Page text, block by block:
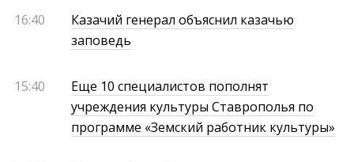
16:40
Казачий генерал объяснил казачью
заповедь
15:40
Еще 10 специалистов пополнят
учреждения культуры Ставрополья по
программе «Земский работник культуры»